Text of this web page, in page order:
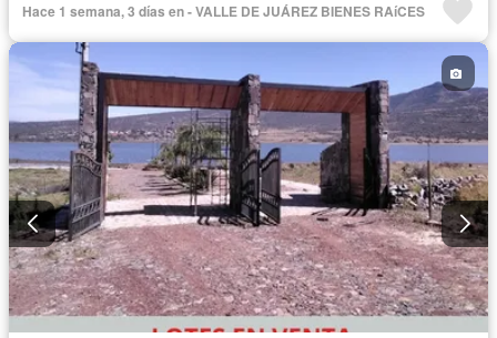
Hace 1 semana, 3 días en - VALLE DE JUÁREZ BIENES RAíCES